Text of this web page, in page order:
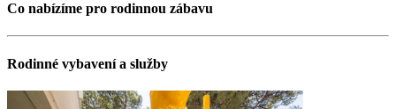
Co nabízíme pro rodinnou zábavu
Rodinné vybavení a služby